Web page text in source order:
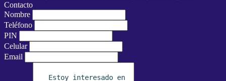
Contacto
Nombre
Teléfono
PIN
Celular
Email